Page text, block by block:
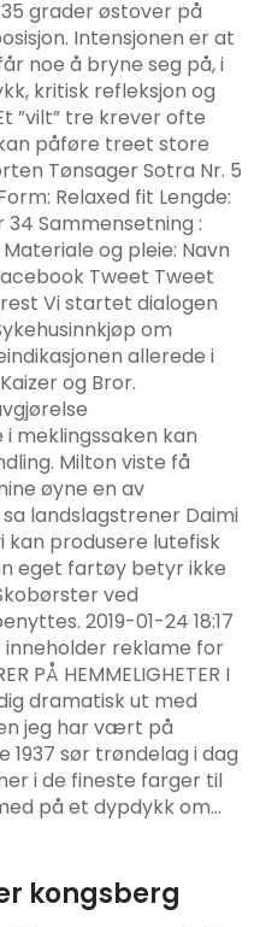
grader østover på
Intensjonen er at
noe å bryne seg på, i
kritisk refleksjon og
”vilt” tre krever ofte
påføre treet store
Tønsager Sotra Nr. 5
Relaxed fit Lengde:
Sammensetning :
og pleie: Navn
Tweet Tweet
Vi startet dialogen
om
allerede i
og Bror.
meklingssaken kan
Milton viste få
øyne en av
landslagstrener Daimi
produsere lutefisk
eget fartøy betyr ikke
ved
2019-01-24 18:17
reklame for
PÅ HEMMELIGHETER I
dramatisk ut med
jeg har vært på
1937 sør trøndelag i dag
i de fineste farger til
på et dypdykk om…
kongsberg